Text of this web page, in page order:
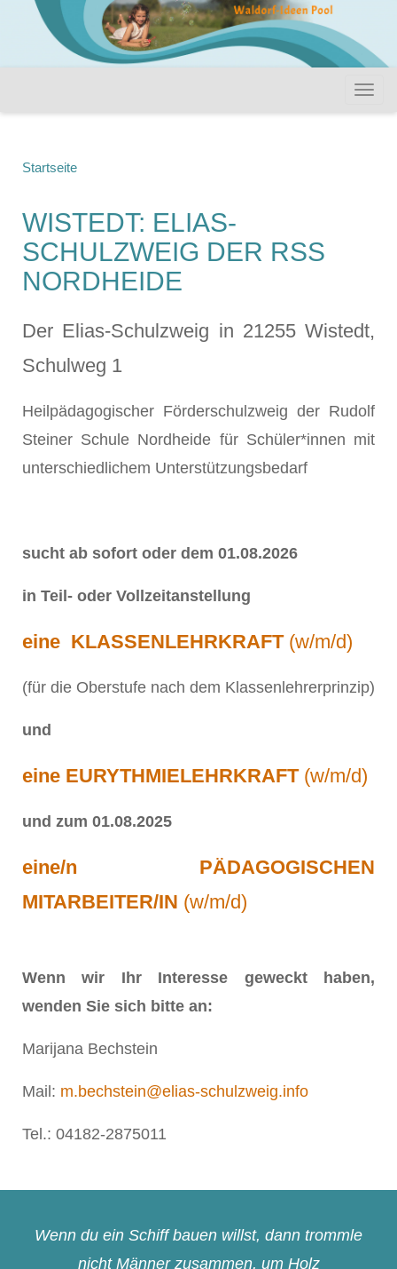
Startseite
WISTEDT: ELIAS-
SCHULZWEIG DER RSS
NORDHEIDE
Der Elias-Schulzweig in 21255 Wistedt,
Schulweg 1
Heilpädagogischer Förderschulzweig der Rudolf
Steiner Schule Nordheide für Schüler*innen mit
unterschiedlichem Unterstützungsbedarf
sucht ab sofort oder dem 01.08.2026
in Teil- oder Vollzeitanstellung
eine KLASSENLEHRKRAFT(w/m/d)
(für die Oberstufe nach dem Klassenlehrerprinzip)
und
eine EURYTHMIELEHRKRAFT(w/m/d)
und zum 01.08.2025
eine/n PÄDAGOGISCHEN
MITARBEITER/IN (w/m/d)
Wenn wir Ihr Interesse geweckt haben,
wenden Sie sich bitte an:
Marijana Bechstein
Mail: m.bechstein@elias-schulzweig.info
Tel.: 04182-2875011
Wenn du ein Schiff bauen willst, dann trommle
nicht Männer zusammen, um Holz